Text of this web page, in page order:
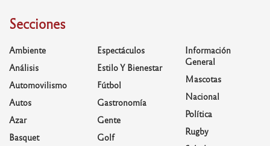
Secciones
Ambiente
Análisis
Automovilismo
Autos
Azar
Basquet
Espectáculos
Estilo Y Bienestar
Fútbol
Gastronomía
Gente
Golf
Información
General
Mascotas
Nacional
Política
Rugby